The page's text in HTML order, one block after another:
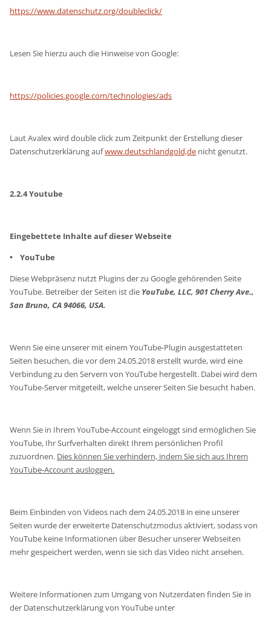
https://www.datenschutz.org/doubleclick/
Lesen Sie hierzu auch die Hinweise von Google:
https://policies.google.com/technologies/ads
Laut Avalex wird double click zum Zeitpunkt der Erstellung dieser
Datenschutzerklärung aufwww.deutschlandgold,de nicht genutzt.
2.2.4 Youtube
Eingebettete Inhalte auf dieser Webseite
• YouTube
Diese Webpräsenz nutzt Plugins der zu Google gehörenden Seite
YouTube. Betreiber der Seiten ist die YouTube, LLC, 901 Cherry Ave.,
San Bruno, CA 94066, USA.
Wenn Sie eine unserer mit einem YouTube-Plugin ausgestatteten
Seiten besuchen, die vor dem 24.05.2018 erstellt wurde, wird eine
Verbindung zu den Servern von YouTube hergestellt. Dabei wird dem
YouTube-Server mitgeteilt, welche unserer Seiten Sie besucht haben.
Wenn Sie in Ihrem YouTube-Account eingeloggt sind ermöglichen Sie
YouTube, Ihr Surfverhalten direkt Ihrem persönlichen Profil
zuzuordnen. Dies können Sie verhindern, indem Sie sich aus Ihrem
YouTube-Account ausloggen.
Beim Einbinden von Videos nach dem 24.05.2018 in eine unserer
Seiten wurde der erweiterte Datenschutzmodus aktiviert, sodass von
YouTube keine Informationen über Besucher unserer Webseiten
mehr gespeichert werden, wenn sie sich das Video nicht ansehen.
Weitere Informationen zum Umgang von Nutzerdaten finden Sie in
der Datenschutzerklärung von YouTube unter